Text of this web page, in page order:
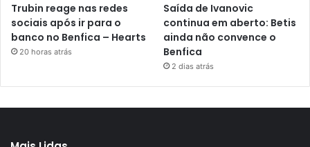
Trubin reage nas redes
sociais após ir para o
banco no Benfica – Hearts
20 horas atrás
Saída de Ivanovic
continua em aberto: Betis
ainda não convence o
Benfica
2 dias atrás